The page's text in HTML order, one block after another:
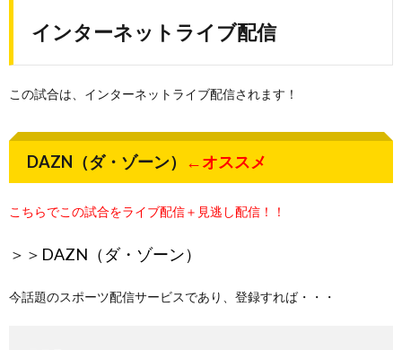
インターネットライブ配信
この試合は、インターネットライブ配信されます！
DAZN（ダ・ゾーン） ←オススメ
こちらでこの試合をライブ配信＋見逃し配信！！
＞＞ DAZN（ダ・ゾーン）
今話題のスポーツ配信サービスであり、登録すれば・・・